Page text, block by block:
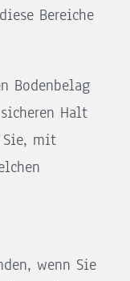
Bereiche
Bodenbelag
Halt
mit
wenn Sie